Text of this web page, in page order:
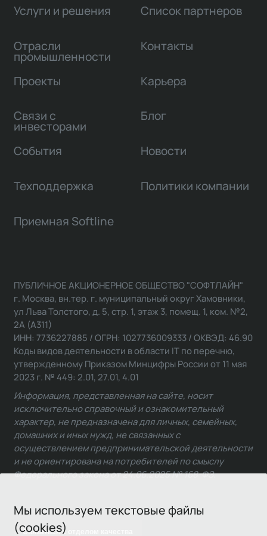
Мы используем текстовые файлы
(cookies)
Услуги и решения
Отрасли
промышленности
Проекты
Связи с
инвесторами
Список партнеров
Контакты
Карьера
Блог
События Новости
Техподдержка Политики компании
Приемная Softline
Связаться с отделом качества
ПУБЛИЧНОЕ АКЦИОНЕРНОЕ ОБЩЕСТВО "СОФТЛАЙН"
г. Москва, вн.тер. г. муниципальный округ Хамовники,
ул Льва Толстого, д. 5, стр. 1, этаж 3, помещ. 1, ком. №2,
2А (А311)
ИНН: 7736227885 / ОГРН: 1027736009333 / ОКВЭД: 46.90
Коды видов деятельности в области IT по перечню,
утвержденному Приказом Минцифры России от 11 мая
2023 г. № 449: 2.01, 27.01, 4.01
Информация, представленная на сайте, носит
исключительно справочный и ознакомительный
характер, не предназначена для личных, семейных,
домашних и иных нужд, не связанных с
осуществлением предпринимательской деятельности
и не ориентирована на потребителей по смыслу
Федерального закона от 24.06.2025 № 168-ФЗ.